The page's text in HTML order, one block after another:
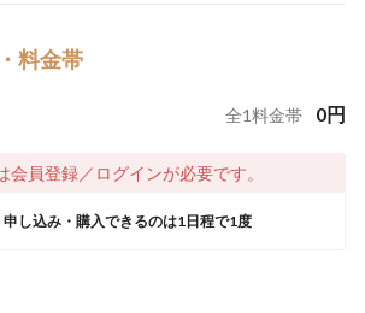
料金帯
全1料金帯 0円
会員登録／ログインが必要です。
し込み・購入できるのは1日程で1度